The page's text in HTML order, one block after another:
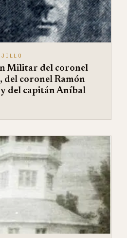
Militar del coronel
del coronel Ramón
y del capitán Aníbal